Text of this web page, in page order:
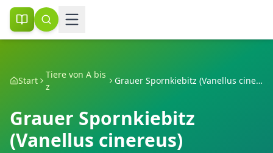
Start
Tiere von A bis
z
Grauer Spornkiebitz (Vanellus cinereus)
Grauer Spornkiebitz
(Vanellus cinereus)